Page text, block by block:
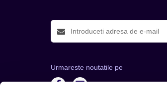
Urmareste noutatile pe